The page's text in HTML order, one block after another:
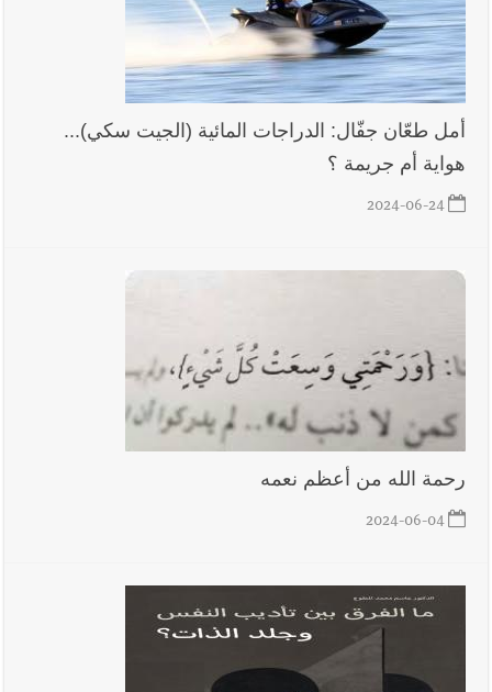
معاناة المواطنين
أخبار لبنان الرئيس بري يدعو الى جلسة عامة في 11 و12 الحالي
العالم العربي
يبقى الشعب الفلسطيني يعيش كل هذا الألم؟ وإلى متى تستمر هذه
أخبار صيدا بالصور : بلدية صيدا تستقبل السيد محمد زيدان:
استعراض شامل لمشاريع وتأكيدٌ على حماية القيمة التراثية للمدينة
القديمة
أمل طعّان جفّال: الدراجات المائية (الجيت سكي)...
هواية أم جريمة ؟
2024-06-24
رحمة الله من أعظم نعمه
2024-06-04